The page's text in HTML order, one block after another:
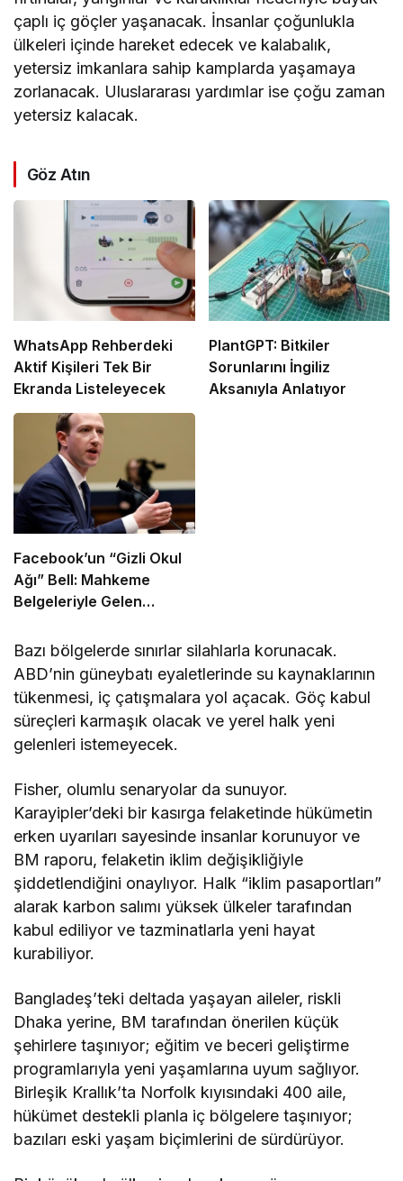
çaplı iç göçler yaşanacak. İnsanlar çoğunlukla
ülkeleri içinde hareket edecek ve kalabalık,
yetersiz imkanlara sahip kamplarda yaşamaya
zorlanacak. Uluslararası yardımlar ise çoğu zaman
yetersiz kalacak.
Göz Atın
WhatsApp Rehberdeki
Aktif Kişileri Tek Bir
Ekranda Listeleyecek
PlantGPT: Bitkiler
Sorunlarını İngiliz
Aksanıyla Anlatıyor
Facebook’un “Gizli Okul
Ağı” Bell: Mahkeme
Belgeleriyle Gelen
Bazı bölgelerde sınırlar silahlarla korunacak.
ABD’nin güneybatı eyaletlerinde su kaynaklarının
tükenmesi, iç çatışmalara yol açacak. Göç kabul
süreçleri karmaşık olacak ve yerel halk yeni
gelenleri istemeyecek.
Fisher, olumlu senaryolar da sunuyor.
Karayipler’deki bir kasırga felaketinde hükümetin
erken uyarıları sayesinde insanlar korunuyor ve
BM raporu, felaketin iklim değişikliğiyle
şiddetlendiğini onaylıyor. Halk “iklim pasaportları”
alarak karbon salımı yüksek ülkeler tarafından
kabul ediliyor ve tazminatlarla yeni hayat
kurabiliyor.
Bangladeş’teki deltada yaşayan aileler, riskli
Dhaka yerine, BM tarafından önerilen küçük
şehirlere taşınıyor; eğitim ve beceri geliştirme
programlarıyla yeni yaşamlarına uyum sağlıyor.
Birleşik Krallık’ta Norfolk kıyısındaki 400 aile,
hükümet destekli planla iç bölgelere taşınıyor;
bazıları eski yaşam biçimlerini de sürdürüyor.